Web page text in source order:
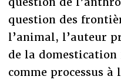
question des
l’animal, l’auteur
de la
comme processus